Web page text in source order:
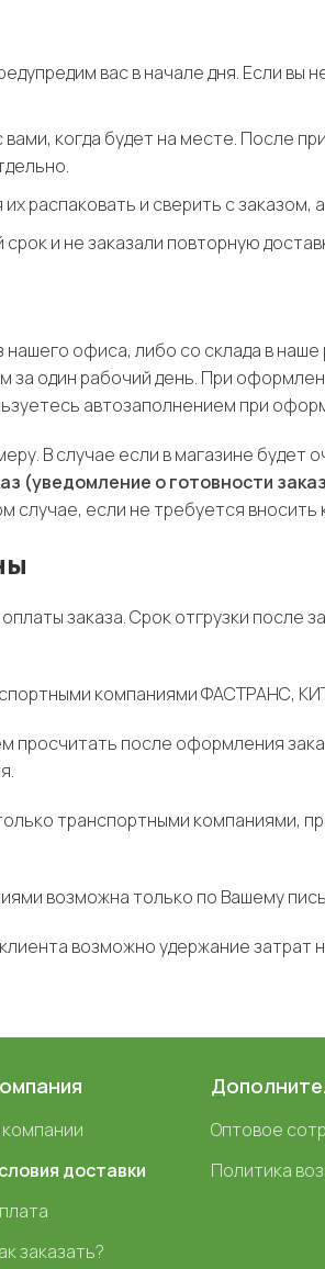
вас в начале дня. Если
когда будет на месте. После
распаковать и сверить с
срок и не заказали повторную
офиса, либо со склада в
один рабочий день. При
автозаполнением при
В случае если в магазине
(уведомление о готовности
случае, если не требуется
заказа. Срок отгрузки после
компаниями ФАСТРАНС,
после оформления
транспортными компаниями,
возможна только по Вашему
возможно удержание затрат
доставки
заказать?
Оптовое
Политика